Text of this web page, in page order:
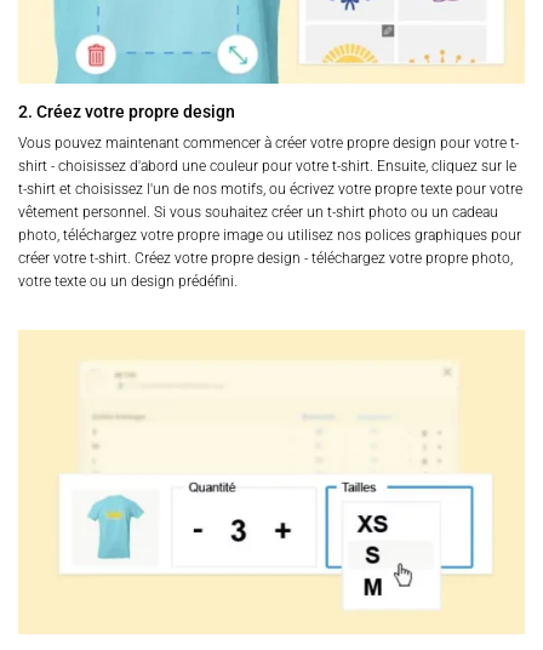
2. Créez votre propre design
Vous pouvez maintenant commencer à créer votre propre design pour votre t-
shirt - choisissez d'abord une couleur pour votre t-shirt. Ensuite, cliquez sur le
t-shirt et choisissez l'un de nos motifs, ou écrivez votre propre texte pour votre
vêtement personnel. Si vous souhaitez créer un t-shirt photo ou un cadeau
photo, téléchargez votre propre image ou utilisez nos polices graphiques pour
créer votre t-shirt. Créez votre propre design - téléchargez votre propre photo,
votre texte ou un design prédéfini.